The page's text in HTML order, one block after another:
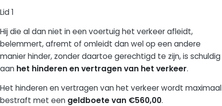
Lid 1
Hij die al dan niet in een voertuig het verkeer afleidt,
belemmert, afremt of omleidt dan wel op een andere
manier hinder, zonder daartoe gerechtigd te zijn, is schuldig
aan het hinderen en vertragen van het verkeer.
Het hinderen en vertragen van het verkeer wordt maximaal
bestraft met een geldboete van €560,00.